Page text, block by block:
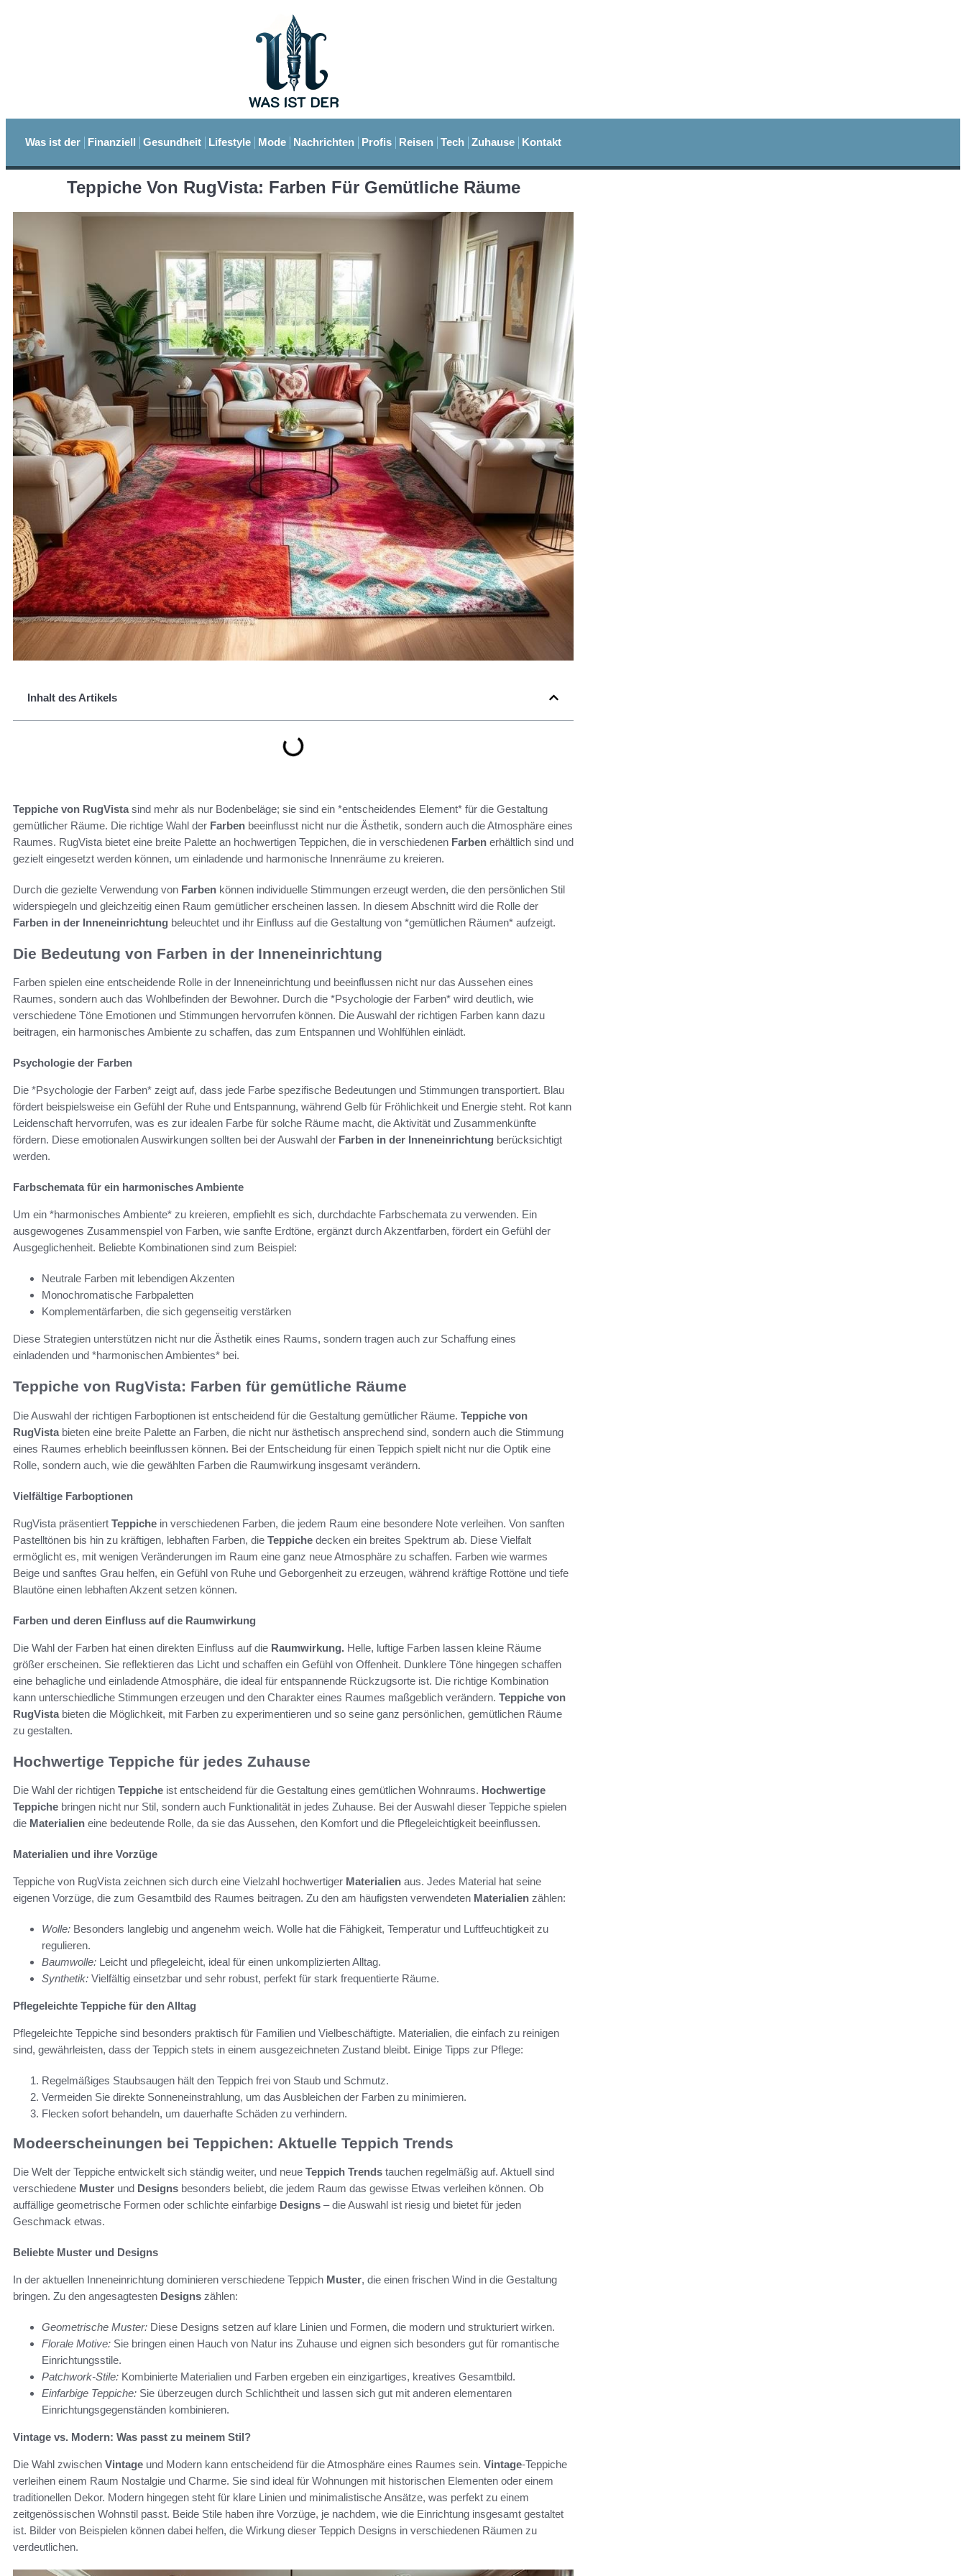
Was ist der Finanziell Gesundheit Lifestyle Mode Nachrichten Profis Reisen Tech Zuhause Kontakt
Teppiche Von RugVista: Farben Für Gemütliche Räume
Inhalt des Artikels
Teppiche von RugVistasind mehr als nur Bodenbeläge; sie sind ein *entscheidendes Element* für die Gestaltung
gemütlicher Räume. Die richtige Wahl der Farben beeinflusst nicht nur die Ästhetik, sondern auch die Atmosphäre eines
Raumes. RugVista bietet eine breite Palette an hochwertigen Teppichen, die in verschiedenen Farben erhältlich sind und
gezielt eingesetzt werden können, um einladende und harmonische Innenräume zu kreieren.
Durch die gezielte Verwendung von Farben können individuelle Stimmungen erzeugt werden, die den persönlichen Stil
widerspiegeln und gleichzeitig einen Raum gemütlicher erscheinen lassen. In diesem Abschnitt wird die Rolle der
Farben in der Inneneinrichtung beleuchtet und ihr Einfluss auf die Gestaltung von *gemütlichen Räumen* aufzeigt.
Die Bedeutung von Farben in der Inneneinrichtung
Farben spielen eine entscheidende Rolle in der Inneneinrichtung und beeinflussen nicht nur das Aussehen eines
Raumes, sondern auch das Wohlbefinden der Bewohner. Durch die *Psychologie der Farben* wird deutlich, wie
verschiedene Töne Emotionen und Stimmungen hervorrufen können. Die Auswahl der richtigen Farben kann dazu
beitragen, ein harmonisches Ambiente zu schaffen, das zum Entspannen und Wohlfühlen einlädt.
Psychologie der Farben
Die *Psychologie der Farben* zeigt auf, dass jede Farbe spezifische Bedeutungen und Stimmungen transportiert. Blau
fördert beispielsweise ein Gefühl der Ruhe und Entspannung, während Gelb für Fröhlichkeit und Energie steht. Rot kann
Leidenschaft hervorrufen, was es zur idealen Farbe für solche Räume macht, die Aktivität und Zusammenkünfte
fördern. Diese emotionalen Auswirkungen sollten bei der Auswahl der Farben in der Inneneinrichtung berücksichtigt
werden.
Farbschemata für ein harmonisches Ambiente
Um ein *harmonisches Ambiente* zu kreieren, empfiehlt es sich, durchdachte Farbschemata zu verwenden. Ein
ausgewogenes Zusammenspiel von Farben, wie sanfte Erdtöne, ergänzt durch Akzentfarben, fördert ein Gefühl der
Ausgeglichenheit. Beliebte Kombinationen sind zum Beispiel:
Neutrale Farben mit lebendigen Akzenten
Monochromatische Farbpaletten
Komplementärfarben, die sich gegenseitig verstärken
Diese Strategien unterstützen nicht nur die Ästhetik eines Raums, sondern tragen auch zur Schaffung eines
einladenden und *harmonischen Ambientes* bei.
Teppiche von RugVista: Farben für gemütliche Räume
Die Auswahl der richtigen Farboptionen ist entscheidend für die Gestaltung gemütlicher Räume. Teppiche von
RugVistabieten eine breite Palette an Farben, die nicht nur ästhetisch ansprechend sind, sondern auch die Stimmung
eines Raumes erheblich beeinflussen können. Bei der Entscheidung für einen Teppich spielt nicht nur die Optik eine
Rolle, sondern auch, wie die gewählten Farben die Raumwirkung insgesamt verändern.
Vielfältige Farboptionen
RugVista präsentiert Teppiche in verschiedenen Farben, die jedem Raum eine besondere Note verleihen. Von sanften
Pastelltönen bis hin zu kräftigen, lebhaften Farben, die Teppiche decken ein breites Spektrum ab. Diese Vielfalt
ermöglicht es, mit wenigen Veränderungen im Raum eine ganz neue Atmosphäre zu schaffen. Farben wie warmes
Beige und sanftes Grau helfen, ein Gefühl von Ruhe und Geborgenheit zu erzeugen, während kräftige Rottöne und tiefe
Blautöne einen lebhaften Akzent setzen können.
Farben und deren Einfluss auf die Raumwirkung
Die Wahl der Farben hat einen direkten Einfluss auf die Raumwirkung. Helle, luftige Farben lassen kleine Räume
größer erscheinen. Sie reflektieren das Licht und schaffen ein Gefühl von Offenheit. Dunklere Töne hingegen schaffen
eine behagliche und einladende Atmosphäre, die ideal für entspannende Rückzugsorte ist. Die richtige Kombination
kann unterschiedliche Stimmungen erzeugen und den Charakter eines Raumes maßgeblich verändern. Teppiche von
RugVistabieten die Möglichkeit, mit Farben zu experimentieren und so seine ganz persönlichen, gemütlichen Räume
zu gestalten.
Hochwertige Teppiche für jedes Zuhause
Die Wahl der richtigen Teppiche ist entscheidend für die Gestaltung eines gemütlichen Wohnraums. Hochwertige
Teppiche bringen nicht nur Stil, sondern auch Funktionalität in jedes Zuhause. Bei der Auswahl dieser Teppiche spielen
die Materialien eine bedeutende Rolle, da sie das Aussehen, den Komfort und die Pflegeleichtigkeit beeinflussen.
Materialien und ihre Vorzüge
Teppiche von RugVista zeichnen sich durch eine Vielzahl hochwertiger Materialien aus. Jedes Material hat seine
eigenen Vorzüge, die zum Gesamtbild des Raumes beitragen. Zu den am häufigsten verwendeten Materialien zählen:
Wolle: Besonders langlebig und angenehm weich. Wolle hat die Fähigkeit, Temperatur und Luftfeuchtigkeit zu
regulieren.
Baumwolle: Leicht und pflegeleicht, ideal für einen unkomplizierten Alltag.
Synthetik: Vielfältig einsetzbar und sehr robust, perfekt für stark frequentierte Räume.
Pflegeleichte Teppiche für den Alltag
Pflegeleichte Teppiche sind besonders praktisch für Familien und Vielbeschäftigte. Materialien, die einfach zu reinigen
sind, gewährleisten, dass der Teppich stets in einem ausgezeichneten Zustand bleibt. Einige Tipps zur Pflege:
Regelmäßiges Staubsaugen hält den Teppich frei von Staub und Schmutz.
Vermeiden Sie direkte Sonneneinstrahlung, um das Ausbleichen der Farben zu minimieren.
Flecken sofort behandeln, um dauerhafte Schäden zu verhindern.
Modeerscheinungen bei Teppichen: Aktuelle Teppich Trends
Die Welt der Teppiche entwickelt sich ständig weiter, und neue Teppich Trends tauchen regelmäßig auf. Aktuell sind
verschiedene Muster und Designs besonders beliebt, die jedem Raum das gewisse Etwas verleihen können. Ob
auffällige geometrische Formen oder schlichte einfarbige Designs – die Auswahl ist riesig und bietet für jeden
Geschmack etwas.
Beliebte Muster und Designs
In der aktuellen Inneneinrichtung dominieren verschiedene Teppich Muster, die einen frischen Wind in die Gestaltung
bringen. Zu den angesagtesten Designs zählen:
Geometrische Muster: Diese Designs setzen auf klare Linien und Formen, die modern und strukturiert wirken.
Florale Motive: Sie bringen einen Hauch von Natur ins Zuhause und eignen sich besonders gut für romantische
Einrichtungsstile.
Patchwork-Stile: Kombinierte Materialien und Farben ergeben ein einzigartiges, kreatives Gesamtbild.
Einfarbige Teppiche: Sie überzeugen durch Schlichtheit und lassen sich gut mit anderen elementaren
Einrichtungsgegenständen kombinieren.
Vintage vs. Modern: Was passt zu meinem Stil?
Die Wahl zwischen Vintage und Modern kann entscheidend für die Atmosphäre eines Raumes sein. Vintage-Teppiche
verleihen einem Raum Nostalgie und Charme. Sie sind ideal für Wohnungen mit historischen Elementen oder einem
traditionellen Dekor. Modern hingegen steht für klare Linien und minimalistische Ansätze, was perfekt zu einem
zeitgenössischen Wohnstil passt. Beide Stile haben ihre Vorzüge, je nachdem, wie die Einrichtung insgesamt gestaltet
ist. Bilder von Beispielen können dabei helfen, die Wirkung dieser Teppich Designs in verschiedenen Räumen zu
verdeutlichen.